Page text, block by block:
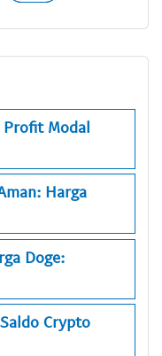
Modal
Harga
Doge:
Crypto